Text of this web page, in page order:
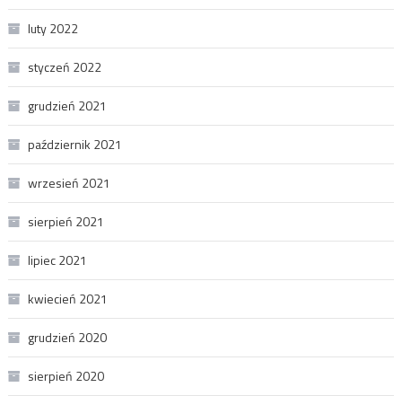
luty 2022
styczeń 2022
grudzień 2021
październik 2021
wrzesień 2021
sierpień 2021
lipiec 2021
kwiecień 2021
grudzień 2020
sierpień 2020